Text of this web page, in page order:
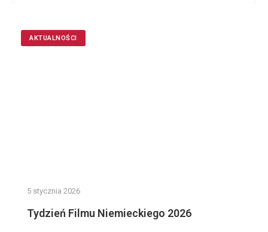
AKTUALNOŚCI
5 stycznia 2026
Tydzień Filmu Niemieckiego 2026